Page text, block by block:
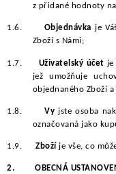
z přidané hodnoty
1.6. Objednávka je
Zboží s Námi;
1.7. Uživatelský účet je
jež umožňuje
objednaného Zboží
1.8. Vy jste osoba
označovaná jako
1.9. Zboží je vše, co
2. OBECNÁ